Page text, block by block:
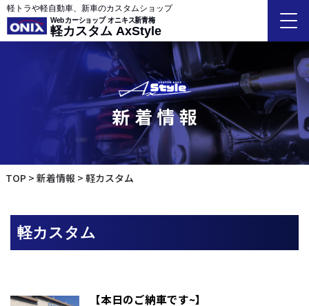
軽トラや軽自動車、新車のカスタムショップ
Webカーショップ オニキス新青梅
軽カスタム AxStyle
新着情報
TOP 新着情報 軽カスタム
軽カスタム
【本日のご納車です~】